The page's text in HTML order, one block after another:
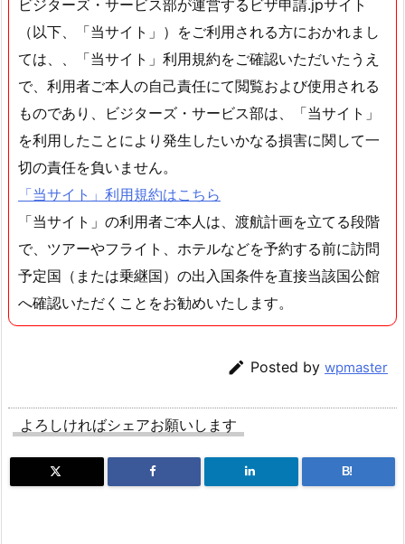
ビジターズ・サービス部が運営するビザ申請.jpサイト
（以下、「当サイト」）をご利用される方におかれまし
ては、、「当サイト」利用規約をご確認いただいたうえ
で、利用者ご本人の自己責任にて閲覧および使用される
ものであり、ビジターズ・サービス部は、「当サイト」
を利用したことにより発生したいかなる損害に関して一
切の責任を負いません。
「当サイト」利用規約はこちら
「当サイト」の利用者ご本人は、渡航計画を立てる段階
で、ツアーやフライト、ホテルなどを予約する前に訪問
予定国（または乗継国）の出入国条件を直接当該国公館
へ確認いただくことをお勧めいたします。
 Posted by wpmaster
よろしければシェアお願いします
B!